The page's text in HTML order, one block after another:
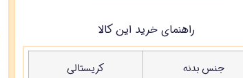
راهنمای خرید این کالا
جنس بدنه کریستالی